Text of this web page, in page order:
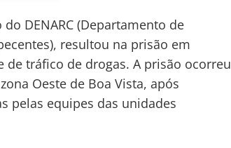
DENARC (Departamento de
resultou na prisão em
de tráfico de drogas. A prisão ocorreu
Oeste de Boa Vista, após
pelas equipes das unidades